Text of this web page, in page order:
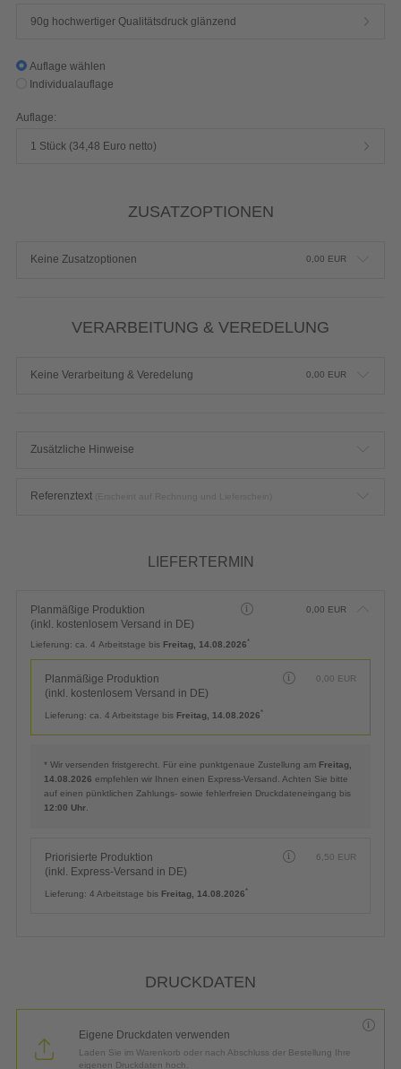
90g hochwertiger Qualitätsdruck glänzend
Auflage wählen
Individualauflage
Auflage:
1 Stück (34,48 Euro netto)
ZUSATZOPTIONEN
Keine Zusatzoptionen 0,00 EUR
VERARBEITUNG & VEREDELUNG
Keine Verarbeitung & Veredelung 0,00 EUR
Zusätzliche Hinweise
Referenztext
LIEFERTERMIN
Planmäßige Produktion
(inkl. kostenlosem Versand in DE)
0,00 EUR
Lieferung: ca. 4 Arbeitstage bis Freitag, 14.08.2026*
Planmäßige Produktion
(inkl. kostenlosem Versand in DE)
0,00 EUR
Lieferung: ca. 4 Arbeitstage bis Freitag, 14.08.2026*
* Wir versenden fristgerecht. Für eine punktgenaue Zustellung am Freitag,
14.08.2026 empfehlen wir Ihnen einen Express-Versand. Achten Sie bitte
auf einen pünktlichen Zahlungs- sowie fehlerfreien Druckdateneingang bis
12:00 Uhr
Priorisierte Produktion
(inkl. Express-Versand in DE)
6,50 EUR
Lieferung: 4 Arbeitstage bis Freitag, 14.08.2026*
DRUCKDATEN
Eigene Druckdaten verwenden
Laden Sie im Warenkorb oder nach Abschluss der Bestellung Ihre
eigenen Druckdaten hoch.